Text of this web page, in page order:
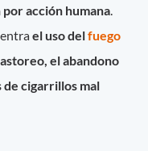
acción humana.
el uso delfuego
el abandono
de cigarrillos mal